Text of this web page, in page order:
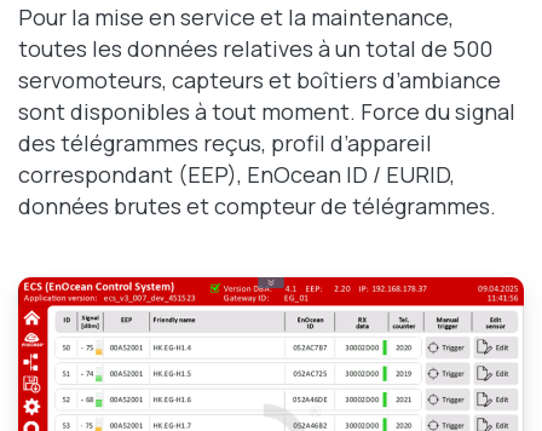
Pour la mise en service et la maintenance,
toutes les données relatives à un total de 500
servomoteurs, capteurs et boîtiers d’ambiance
sont disponibles à tout moment. Force du signal
des télégrammes reçus, profil d’appareil
correspondant (EEP), EnOcean ID / EURID,
données brutes et compteur de télégrammes.